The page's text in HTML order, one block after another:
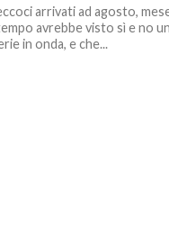
arrivati ad agosto,
avrebbe visto sì e no
in onda, e che...